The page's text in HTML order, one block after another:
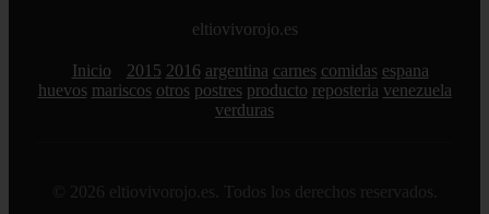
eltiovivorojo.es
Inicio 2015 2016 argentina carnes comidas espana
huevos mariscos otros postres producto reposteria venezuela
verduras
© 2026 eltiovivorojo.es. Todos los derechos reservados.